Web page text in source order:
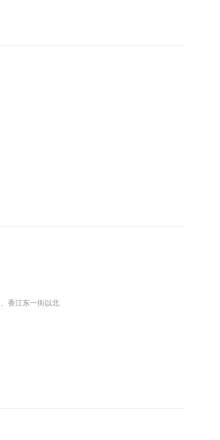
香江东一街以北